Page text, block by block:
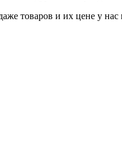
товаров и их цене у нас